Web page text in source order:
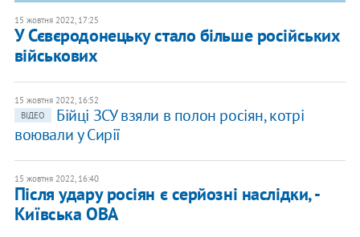
15 жовтня 2022, 17:25
У Сєвєродонецьку стало більше російських
військових
15 жовтня 2022, 16:52
ВІДЕО
Бійці ЗСУ взяли в полон росіян, котрі
воювали у Сирії
15 жовтня 2022, 16:40
Після удару росіян є серйозні наслідки, -
Київська ОВА